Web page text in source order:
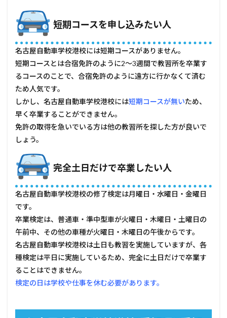
短期コースを申し込みたい人
名古屋自動車学校港校には短期コースがありません。
短期コースとは合宿免許のように2～3週間で教習所を卒業す
るコースのことで、合宿免許のように遠方に行かなくて済む
ため人気です。
しかし、名古屋自動車学校港校には短期コースが無いため、
早く卒業することができません。
免許の取得を急いでいる方は他の教習所を探した方が良いで
しょう。
完全土日だけで卒業したい人
名古屋自動車学校港校の修了検定は月曜日・水曜日・金曜日
です。
卒業検定は、普通車・準中型車が火曜日・木曜日・土曜日の
午前中、その他の車種が火曜日・木曜日の午後からです。
名古屋自動車学校港校は土日も教習を実施していますが、各
種検定は平日に実施しているため、完全に土日だけで卒業す
ることはできません。
検定の日は学校や仕事を休む必要があります。